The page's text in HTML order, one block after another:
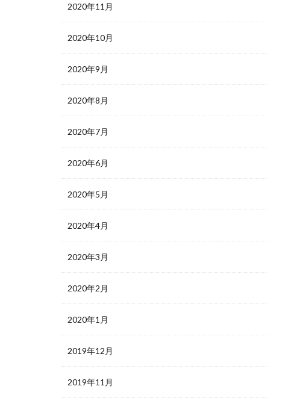
2020年11月
2020年10月
2020年9月
2020年8月
2020年7月
2020年6月
2020年5月
2020年4月
2020年3月
2020年2月
2020年1月
2019年12月
2019年11月